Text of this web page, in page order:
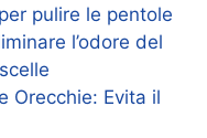
pulire le pentole
l’odore del
Orecchie: Evita il